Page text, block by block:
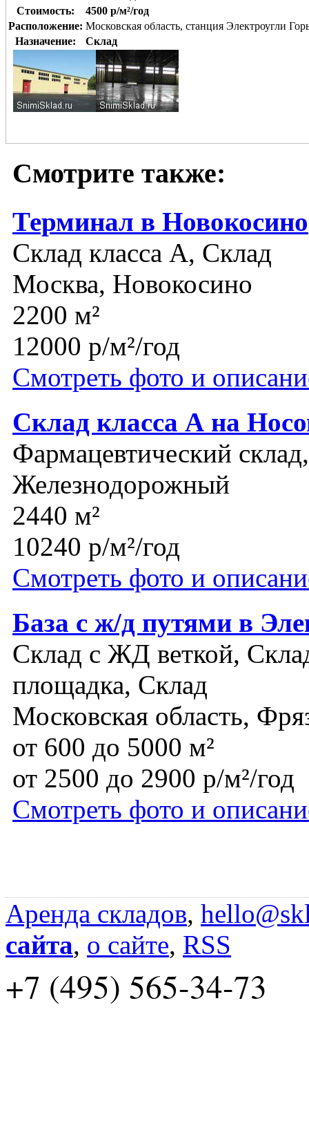
Стоимость:
4500 р/м²/год
Расположение: Московская область, станция Электроугли
Назначение:
Склад
Смотрите также:
Терминал в Новокосино
Склад класса A, Склад
Москва, Новокосино
2200 м²
12000 р/м²/год
Смотреть фото и
Склад класса А на
Фармацевтический
Железнодорожный
2440 м²
10240 р/м²/год
Смотреть фото и
База с ж/д путями в
Склад с ЖД веткой,
площадка, Склад
Московская область,
от 600 до 5000 м²
от 2500 до 2900 р/м²/год
Смотреть фото и
Аренда складов,
сайта, о сайте, RSS
+7 (495) 565-34-73